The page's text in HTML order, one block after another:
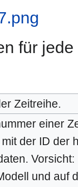
für
Zeitreihe.
einer
der ID der
und auf